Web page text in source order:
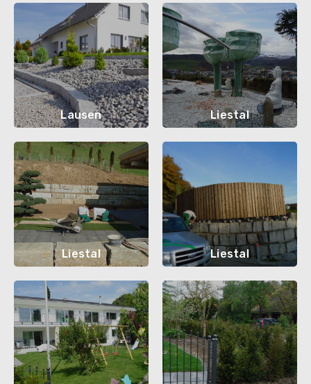
Lausen Liestal
Liestal Liestal